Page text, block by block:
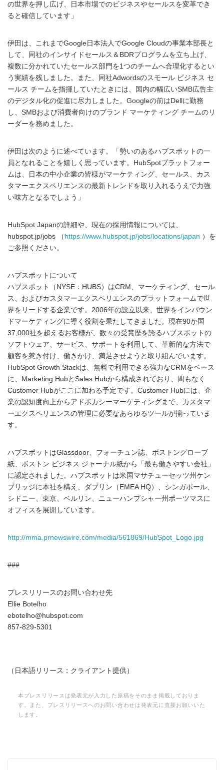
の世界を押し広げ、日本市場でのビジネスやセールスを変革でき
ると確信しています」
伊田は、これまでGoogle日本法人でGoogle Cloudの事業本部長と
して、同社のインサイドセールス＆BDRプログラムを立ち上げ、
複数に分かれていたセールス部門を1つのチームへ合理化するとい
う実績を残しました。また、同社Adwordsのスモール ビジネス セ
ールス チームを指揮していたときには、国内の幅広いSMB広告主
のデジタル化の促進に尽力しました。Googleの前はDellに勤務
し、SMBおよび消費者向けのブランド マーケティング チームのリ
ーダーを務めました。
伊田は次のように述べています。「勢いのあるハブスポットの一
員となれることを嬉しく思っています。HubSpotプラットフォー
ムは、日本の中小企業の皆様がマーケティング、セールス、カス
タマーエクスペリエンスの最新トレンドを取り入れるうえで力強
い味方となるでしょう」
HubSpot Japanの詳細や、現在の採用情報については、
hubspot.jp/jobs （ https://www.hubspot.jp/jobs/locations/japan ）を
ご参照ください。
ハブスポットについて
ハブスポット（NYSE：HUBS）はCRM、マーケティング、セール
ス、およびカスタマーエクスペリエンスのプラットフォームで世
界をリードする企業です。2006年の設立以来、世界をインバウン
ドマーケティングに導く役割を果たしてきました。現在90か国
37,000社を超えるお客様が、数々の受賞歴を誇るハブスポットの
ソフトウェア、サービス、サポートを利用して、革新的な方法で
顧客を惹き付け、働きかけ、満足させようと取り組んでいます。
HubSpot Growth Stackは、無料で利用できる強力なCRMをベース
に、Marketing HubとSales Hubから構成されており、間もなく
Customer Hubがここに加わる予定です。Customer Hubには、企
業の認知度向上からアドボカシーマーケティングまで、カスタマ
ーエクスペリエンスの管理に必要なあらゆるツールが揃っていま
す。
ハブスポットはGlassdoor、フォーチュン誌、ボストングローブ
紙、ボストン ビジネス ジャーナル紙から「最も働きやすい会社」
に認定されました。ハブスポットは米国マサチューセッツ州ケン
ブリッジに本社を構え、ダブリン（EMEA HQ）、シンガポール、
シドニー、東京、ベルリン、ニューハンプシャー州ポーツマスに
オフィスを展開しています。
http://mma.prnewswire.com/media/561869/HubSpot_Logo.jpg
###
プレスリリースのお問い合わせ先
Ellie Botelho
ebotelho@hubspot.com
857-829-5301
（日本語リリース：クライアント提供）
本プレスリリースは発表元が入力した原稿をそのまま掲載しておりま
す。また、プレスリリースへのお問い合わせは発表元に直接お願いいた
します。